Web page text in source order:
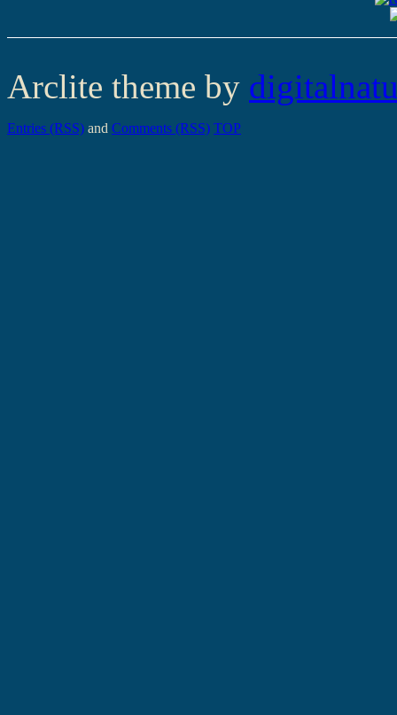
Arclite theme by
Entries (RSS) and Comments (RSS) TOP